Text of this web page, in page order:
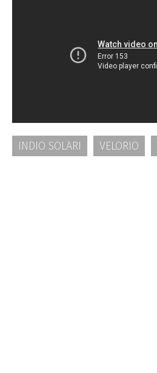
INDIO SOLARI VELORIO